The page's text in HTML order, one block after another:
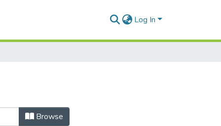
Log In
Browse